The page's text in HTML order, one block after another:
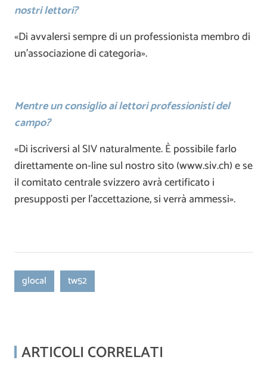
nostri lettori?
«Di avvalersi sempre di un professionista membro di
un’associazione di categoria».
Mentre un consiglio ai lettori professionisti del
campo?
«Di iscriversi al SIV naturalmente. È possibile farlo
direttamente on-line sul nostro sito (www.siv.ch) e se
il comitato centrale svizzero avrà certificato i
presupposti per l’accettazione, si verrà ammessi».
glocal tw52
ARTICOLI CORRELATI